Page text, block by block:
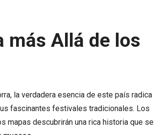
más Allá de los
la verdadera esencia de este país radica
fascinantes festivales tradicionales. Los
mapas descubrirán una rica historia que se